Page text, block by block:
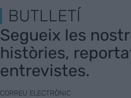
BUTLLETÍ
Segueix les
històries,
entrevistes.
CORREU ELECTRÒNIC